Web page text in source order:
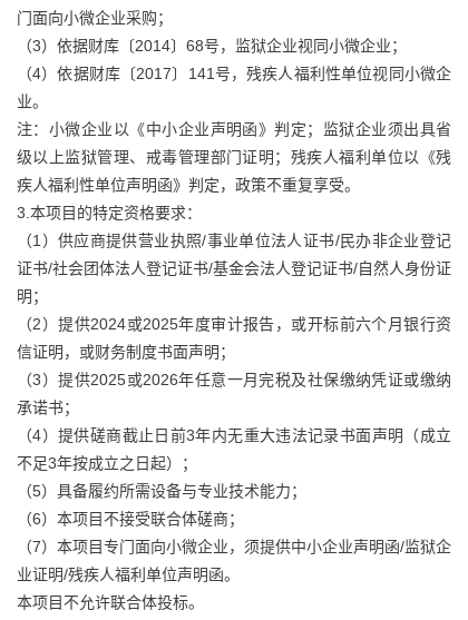
门面向小微企业采购；
（3）依据财库〔2014〕68号，监狱企业视同小微企业；
（4）依据财库〔2017〕141号，残疾人福利性单位视同小微企
业。
注：小微企业以《中小企业声明函》判定；监狱企业须出具省
级以上监狱管理、戒毒管理部门证明；残疾人福利单位以《残
疾人福利性单位声明函》判定，政策不重复享受。
3.本项目的特定资格要求：
（1）供应商提供营业执照/事业单位法人证书/民办非企业登记
证书/社会团体法人登记证书/基金会法人登记证书/自然人身份证
明；
（2）提供2024或2025年度审计报告，或开标前六个月银行资
信证明，或财务制度书面声明；
（3）提供2025或2026年任意一月完税及社保缴纳凭证或缴纳
承诺书；
（4）提供磋商截止日前3年内无重大违法记录书面声明（成立
不足3年按成立之日起）；
（5）具备履约所需设备与专业技术能力；
（6）本项目不接受联合体磋商；
（7）本项目专门面向小微企业，须提供中小企业声明函/监狱企
业证明/残疾人福利单位声明函。
本项目不允许联合体投标。